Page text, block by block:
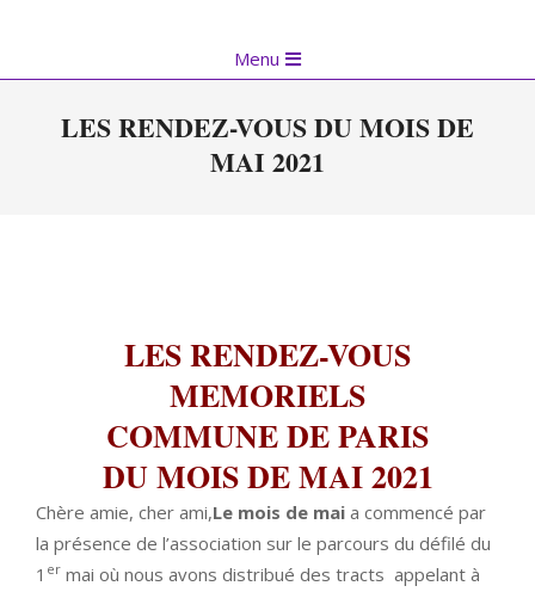
content
Navigation
Menu
LES RENDEZ-VOUS DU MOIS DE
MAI 2021
LES RENDEZ-VOUS
MEMORIELS
COMMUNE DE PARIS
DU MOIS DE MAI 2021
Chère amie, cher ami,Le mois de mai a commencé par
la présence de l’association sur le parcours du défilé du
1 er mai où nous avons distribué des tracts appelant à